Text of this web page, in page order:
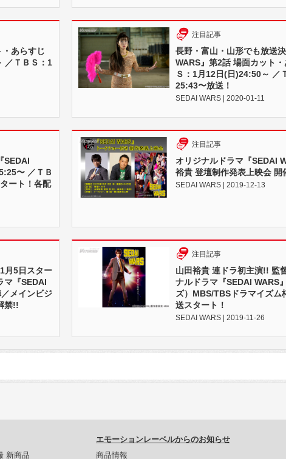
・あらすじ
／ＴＢＳ：1
注目記事
長野・富山・山形でも放送
WARS』第2話 場面カット
Ｓ：1月12日(日)24:50～ ／
25:43〜放送！
SEDAI WARS | 2020-01-11
SEDAI
〜 ／ＴＢ
ート！各配
注目記事
オリジナルドラマ『SEDAI
裕貴 登壇制作発表上映会 開
SEDAI WARS | 2019-12-13
月5日スター
マ『SEDAI
メインビジ
禁!!
注目記事
山田裕貴 連ドラ初主演!! 監
ナルドラマ『SEDAI WARS
ズ）MBS/TBSドラマイズ
送スタート！
SEDAI WARS | 2019-11-26
新商品
エモーションレーベルからのお知らせ
商品情報